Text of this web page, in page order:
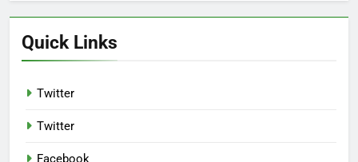
Quick Links
Twitter
Twitter
Facebook